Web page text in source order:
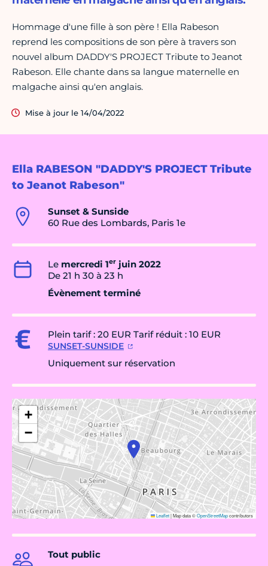
Ella RABESON "DADDY'S PROJECT Tribute
to Jeanot Rabeson"
Sunset & Sunside
60 Rue des Lombards, Paris 1e
Le mercredi 1er juin 2022
De 21 h 30 à 23 h
Évènement terminé
Plein tarif : 20 EUR Tarif réduit : 10 EUR
SUNSET-SUNSIDE
Uniquement sur réservation
+
−
Leaflet|Map data ©OpenStreetMapcontributors
Tout public
Hommage d'une fille à son père ! Ella Rabeson
reprend les compositions de son père à travers son
nouvel album DADDY'S PROJECT Tribute to Jeanot
Rabeson. Elle chante dans sa langue maternelle en
malgache ainsi qu'en anglais.
Mise à jour le 14/04/2022